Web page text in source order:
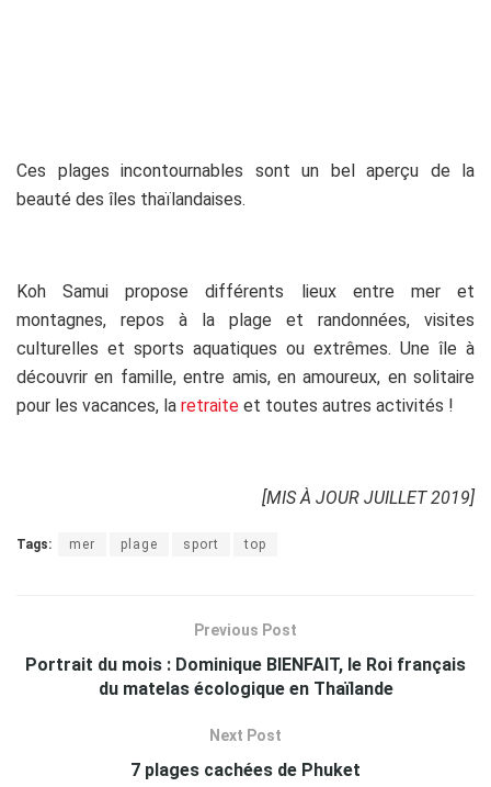
Ces plages incontournables sont un bel aperçu de la
beauté des îles thaïlandaises.
Koh Samui propose différents lieux entre mer et
montagnes, repos à la plage et randonnées, visites
culturelles et sports aquatiques ou extrêmes. Une île à
découvrir en famille, entre amis, en amoureux, en solitaire
pour les vacances, la retraite et toutes autres activités !
[MIS À JOUR JUILLET 2019]
Tags: mer plage sport top
Previous Post
Portrait du mois : Dominique BIENFAIT, le Roi français
du matelas écologique en Thaïlande
Next Post
7 plages cachées de Phuket